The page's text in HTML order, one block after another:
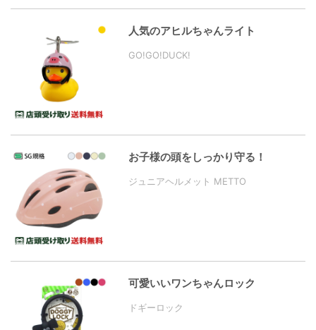
人気のアヒルちゃんライト
GO!GO!DUCK!
お子様の頭をしっかり守る！
ジュニアヘルメット METTO
可愛いいワンちゃんロック
ドギーロック